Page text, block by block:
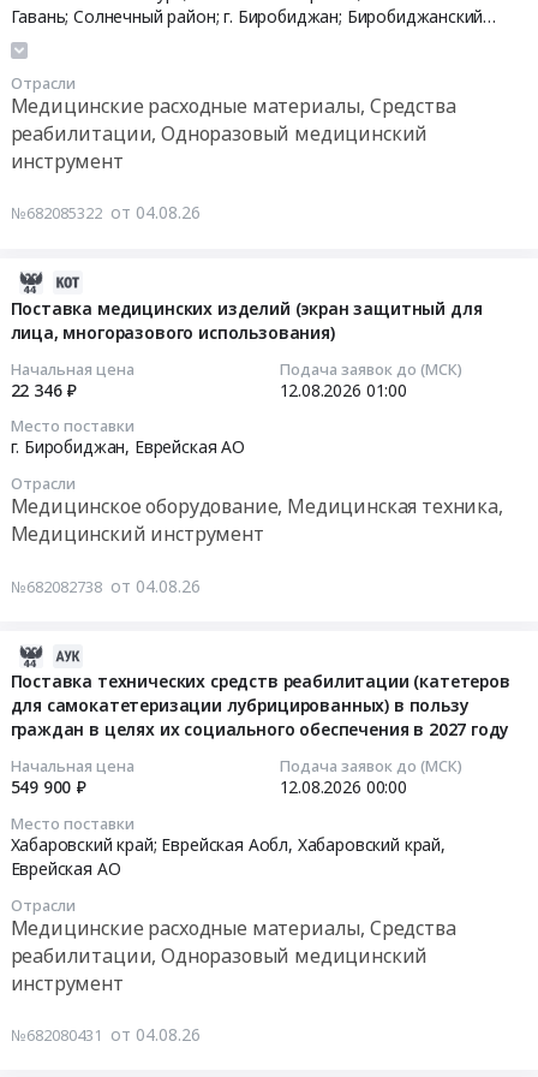
Гавань; Солнечный район; г. Биробиджан; Биробиджанский
район,
Отрасли
Медицинские расходные материалы, Средства
реабилитации, Одноразовый медицинский
инструмент
№682085322 от 04.08.26
Поставка медицинских изделий (экран защитный для
лица, многоразового использования)
Начальная цена
22 346 ₽
Подача заявок до (МСК)
12.08.2026 01:00
Место поставки
г. Биробиджан, Еврейская АО
Отрасли
Медицинское оборудование, Медицинская техника,
Медицинский инструмент
№682082738 от 04.08.26
Поставка технических средств реабилитации (катетеров
для самокатетеризации лубрицированных) в пользу
граждан в целях их социального обеспечения в 2027 году
Начальная цена
549 900 ₽
Подача заявок до (МСК)
12.08.2026 00:00
Место поставки
Хабаровский край; Еврейская Аобл, Хабаровский край,
Еврейская АО
Отрасли
Медицинские расходные материалы, Средства
реабилитации, Одноразовый медицинский
инструмент
№682080431 от 04.08.26